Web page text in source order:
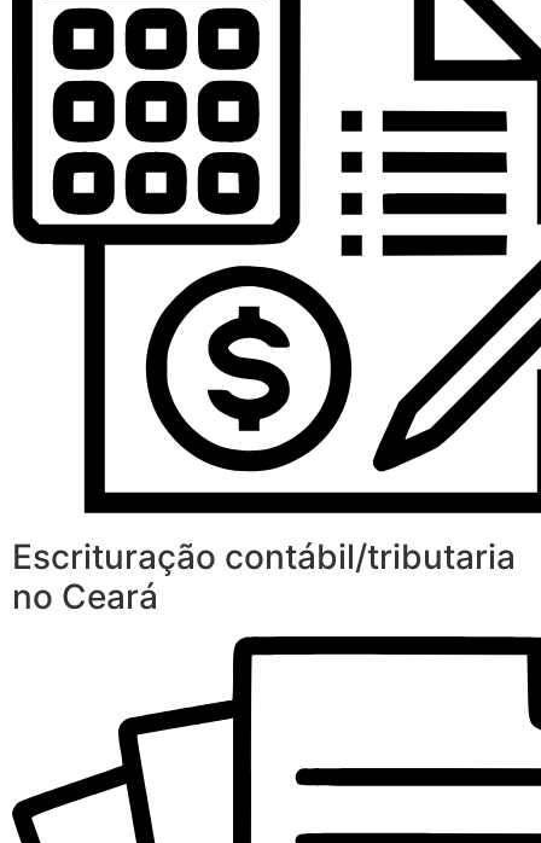
Escrituração contábil/tributaria
no Ceará